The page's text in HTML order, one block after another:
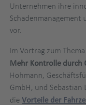
Unternehmen ihre
Schadenmanagement
vor.
Im Vortrag zum Thema
Mehr Kontrolle durch
Hohmann,
GmbH, und Sebastian
die Vorteile der